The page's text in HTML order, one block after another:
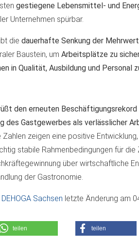
gestiegene Lebensmittel- und
Unternehmen spürbar.
die dauerhafte Senkung der
Baustein, um Arbeitsplätze zu
in Qualität, Ausbildung und Personal
den erneuten Beschäftigungsrekord
des Gastgewerbes als verlässlicher
Zahlen zeigen eine positive
stabile Rahmenbedingungen für die
über wirtschaftliche
der Gastronomie.
DEHOGA Sachsen letzte Änderung am
teilen teilen